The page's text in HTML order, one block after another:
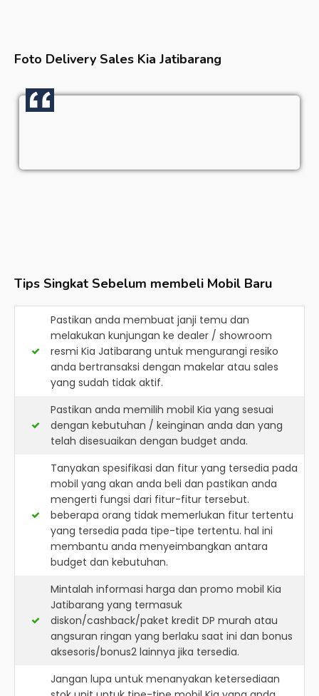
Foto Delivery Sales Kia Jatibarang
Tips Singkat Sebelum membeli Mobil Baru
Pastikan anda membuat janji temu dan
melakukan kunjungan ke dealer / showroom
resmi Kia Jatibarang untuk mengurangi resiko
anda bertransaksi dengan makelar atau sales
yang sudah tidak aktif.
Pastikan anda memilih mobil Kia yang sesuai
dengan kebutuhan / keinginan anda dan yang
telah disesuaikan dengan budget anda.
Tanyakan spesifikasi dan fitur yang tersedia pada
mobil yang akan anda beli dan pastikan anda
mengerti fungsi dari fitur-fitur tersebut.
beberapa orang tidak memerlukan fitur tertentu
yang tersedia pada tipe-tipe tertentu. hal ini
membantu anda menyeimbangkan antara
budget dan kebutuhan.
Mintalah informasi harga dan promo mobil Kia
Jatibarang yang termasuk
diskon/cashback/paket kredit DP murah atau
angsuran ringan yang berlaku saat ini dan bonus
aksesoris/bonus2 lainnya jika tersedia.
Jangan lupa untuk menanyakan ketersediaan